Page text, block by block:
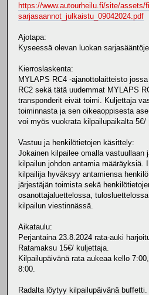
https://www.autourheilu.fi/site/assets/
sarjasaannot_julkaistu_09042024.pdf
Ajotapa:
Kyseessä olevan luokan
Kierroslaskenta:
MYLAPS RC4 -ajanottolaitteisto
RC2 sekä tätä uudemmat MYLAPS
transponderit eivät toimi. Kuljettaja
toiminnasta ja sen oikeaoppisesta
voi myös vuokrata kilpailupaikalta 5€/
Vastuu ja henkilötietojen käsittely:
Jokainen kilpailee omalla vastuullaan
kilpailun johdon antamia määräyksiä.
kilpailija hyväksyy antamiensa
järjestäjän toimista sekä
osanottajaluettelossa,
kilpailun viestinnässä.
Aikataulu:
Perjantaina 23.8.2024 rata-auki
Ratamaksu 15€/ kuljettaja.
Kilpailupäivänä rata aukeaa kello
8:00.
Radalta löytyy kilpailupäivänä